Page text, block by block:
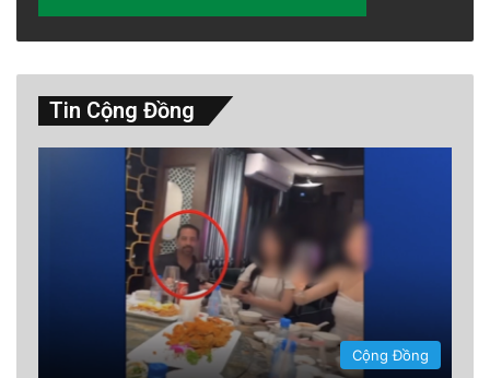
Tin Cộng Đồng
Cộng Đồng